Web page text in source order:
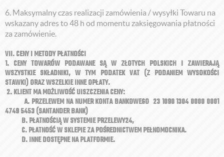
6. Maksymalny czas realizacji zamówienia / wysyłki Towaru na
wskazany adres to 48 h od momentu zaksięgowania płatności
za zamówienie.
VII. CENY I METODY PŁATNOŚCI
1. CENY TOWARÓW PODAWANE SĄ W ZŁOTYCH POLSKICH I ZAWIERAJĄ
WSZYSTKIE SKŁADNIKI, W TYM PODATEK VAT (Z PODANIEM WYSOKOŚCI
STAWKI) ORAZ WSZELKIE INNE OPŁATY.
2. KLIENT MA MOŻLIWOŚĆ UISZCZENIA CENY:
A. PRZELEWEM NA NUMER KONTA BANKOWEGO 23 1090 1304 0000 0001
4749 5453 (SANTANDER BANK)
B. PŁATNOŚCIĄ W SYSTEMIE PRZELEWY24,
C. PŁATNOŚĆ W SKLEPIE ZA POŚREDNICTWEM PEŁNOMOCNIKA.
D. INNE DOSTĘPNE NA PLATFORMIE.